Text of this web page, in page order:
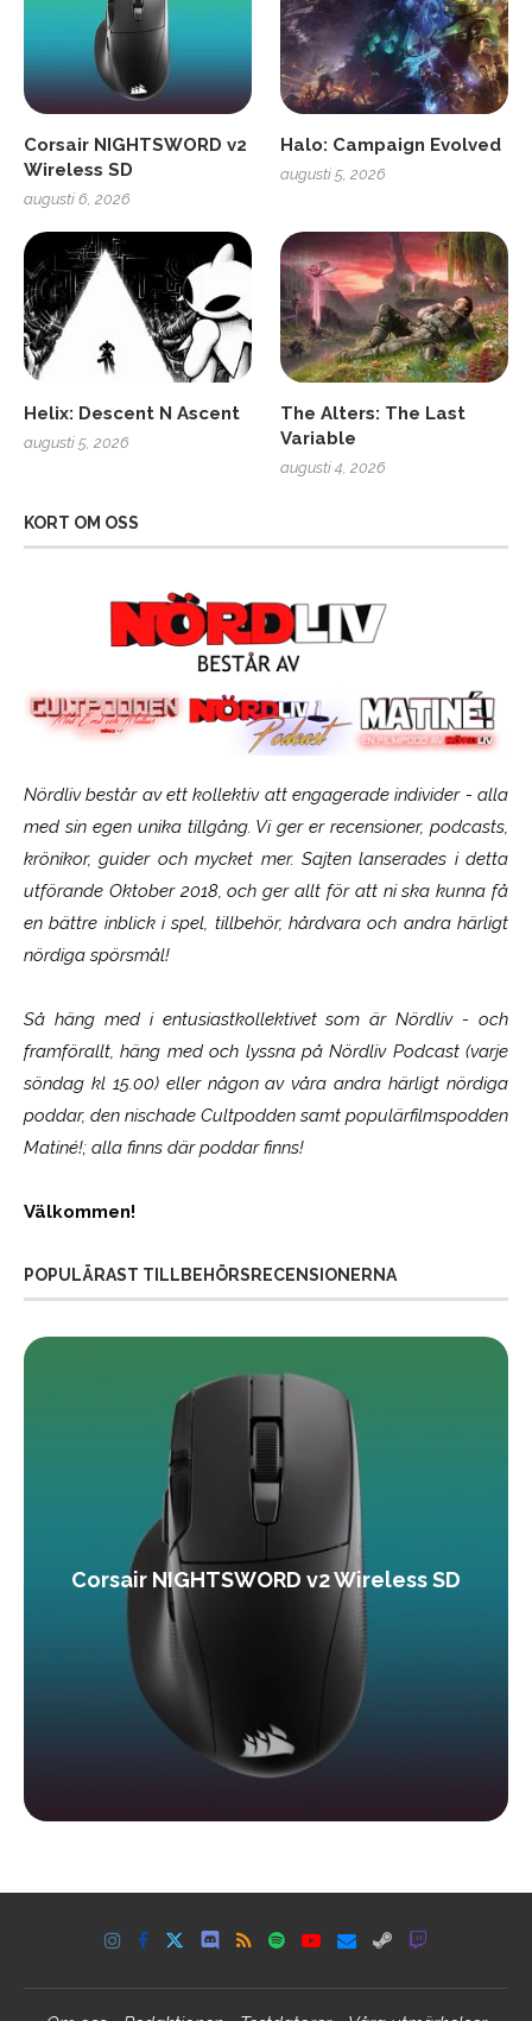
Corsair NIGHTSWORD v2
Wireless SD
augusti 6, 2026
Halo: Campaign Evolved
augusti 5, 2026
Helix: Descent N Ascent
augusti 5, 2026
The Alters: The Last
Variable
augusti 4, 2026
KORT OM OSS
Nördliv består av ett kollektiv att engagerade individer - alla
med sin egen unika tillgång. Vi ger er recensioner, podcasts,
krönikor, guider och mycket mer. Sajten lanserades i detta
utförande Oktober 2018, och ger allt för att ni ska kunna få
en bättre inblick i spel, tillbehör, hårdvara och andra härligt
nördiga spörsmål!
Så häng med i entusiastkollektivet som ärNördliv- och
framförallt, häng med och lyssna på Nördliv Podcast (varje
söndag kl 15.00) eller någon av våra andra härligt nördiga
poddar, den nischade Cultpodden samt populärfilmspodden
Matiné!; alla finns där poddar finns!
Välkommen!
POPULÄRAST TILLBEHÖRSRECENSIONERNA
Corsair NIGHTSWORD v2 Wireless SD